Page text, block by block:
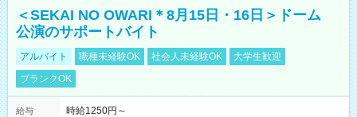
＜SEKAI NO OWARI＊8月15日・16日＞ドーム
公演のサポートバイト
アルバイト 職種未経験OK 社会人未経験OK
大学生歓迎
ブランクOK
給与
時給1250円～